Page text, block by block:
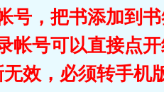
号，把书添加到书
帐号可以直接点
效，必须转手机